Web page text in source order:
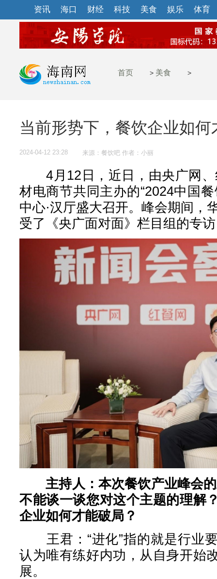
资讯 海口 财经 科技 美食 娱乐 体育
首页 > 美食 >
当前形势下，餐饮企业如何
2024-04-12 23:28 来源：餐饮吧 作者：小丽
4月12日，近日，由央广网、
材电商节共同主办的“2024中国
中心·汉厅盛大召开。峰会期间，
受了《央广面对面》栏目组的专
主持人：本次餐饮产业峰会
不能谈一谈您对这个主题的理解
企业如何才能破局？
王君：“进化”指的就是行业
认为唯有练好内功，从自身开始
展。